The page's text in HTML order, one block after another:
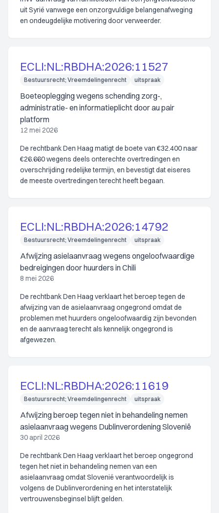
uit Syrië vanwege een onzorgvuldige belangenafweging
en ondeugdelijke motivering door verweerder.
ECLI:NL:RBDHA:2026:11527
Bestuursrecht; Vreemdelingenrecht uitspraak
Boeteoplegging wegens schending zorg-,
administratie- en informatieplicht door au pair
platform
12 mei 2026
De rechtbank Den Haag matigt de boete van €32.400 naar
€26.660 wegens deels onterechte overtredingen en
overschrijding redelijke termijn, en bevestigt dat eiseres
de meeste overtredingen terecht heeft begaan.
ECLI:NL:RBDHA:2026:14792
Bestuursrecht; Vreemdelingenrecht uitspraak
Afwijzing asielaanvraag wegens ongeloofwaardige
bedreigingen door huurders in Chili
8 mei 2026
De rechtbank Den Haag verklaart het beroep tegen de
afwijzing van de asielaanvraag ongegrond omdat de
problemen met huurders ongeloofwaardig zijn bevonden
en de aanvraag terecht als kennelijk ongegrond is
afgewezen.
ECLI:NL:RBDHA:2026:11619
Bestuursrecht; Vreemdelingenrecht uitspraak
Afwijzing beroep tegen niet in behandeling nemen
asielaanvraag wegens Dublinverordening Slovenië
30 april 2026
De rechtbank Den Haag verklaart het beroep ongegrond
tegen het niet in behandeling nemen van een
asielaanvraag omdat Slovenië verantwoordelijk is
volgens de Dublinverordening en het interstatelijk
vertrouwensbeginsel blijft gelden.